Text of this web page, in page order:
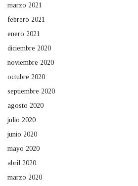
marzo 2021
febrero 2021
enero 2021
diciembre 2020
noviembre 2020
octubre 2020
septiembre 2020
agosto 2020
julio 2020
junio 2020
mayo 2020
abril 2020
marzo 2020